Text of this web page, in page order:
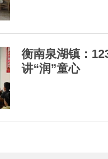
衡南泉湖镇：
讲“润”童心